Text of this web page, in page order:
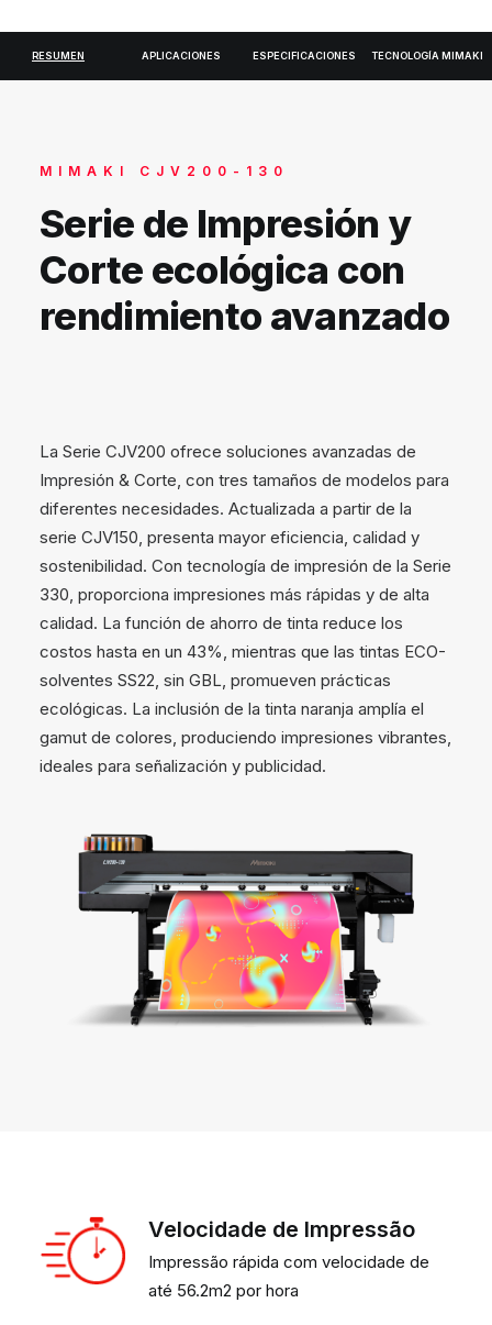
RESUMEN APLICACIONES ESPECIFICACIONES TECNOLOGÍA MIMAKI
MIMAKI CJV200-130
Serie de Impresión y
Corte ecológica con
rendimiento avanzado
La Serie CJV200 ofrece soluciones avanzadas de
Impresión & Corte, con tres tamaños de modelos para
diferentes necesidades. Actualizada a partir de la
serie CJV150, presenta mayor eficiencia, calidad y
sostenibilidad. Con tecnología de impresión de la Serie
330, proporciona impresiones más rápidas y de alta
calidad. La función de ahorro de tinta reduce los
costos hasta en un 43%, mientras que las tintas ECO-
solventes SS22, sin GBL, promueven prácticas
ecológicas. La inclusión de la tinta naranja amplía el
gamut de colores, produciendo impresiones vibrantes,
ideales para señalización y publicidad.
Velocidade de Impressão
Impressão rápida com velocidade de
até 56.2m2 por hora